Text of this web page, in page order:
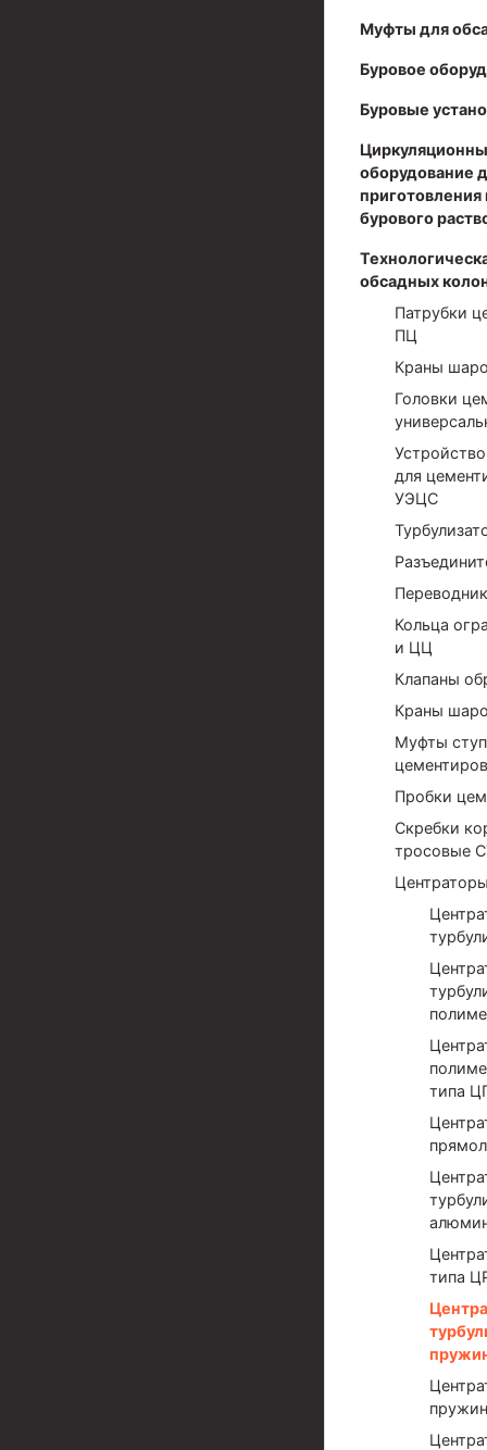
Оборудование для трубопроводов и
Циркуляционные системы и оборудование для
Технологическая оснастка обсадных колонн
Головки цементировочные универсальные
Устройство экранирующее для
Муфты для
Буровое
Буровые
оборудование
приготовления
бурового
обсадных
Патрубки
ПЦ
Краны
Головки
для
УЭЦС
Кольца
и ЦЦ
Клапаны
Краны
Муфты
Пробки
Скребки
тросовые
типа
типа